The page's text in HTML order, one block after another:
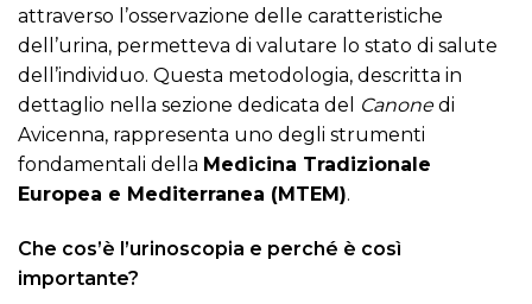
attraverso l’osservazione delle caratteristiche
dell’urina, permetteva di valutare lo stato di salute
dell’individuo. Questa metodologia, descritta in
dettaglio nella sezione dedicata del
Canonedi
Avicenna, rappresenta uno degli strumenti
fondamentali della Medicina Tradizionale
Europea e Mediterranea (MTEM).
Che cos’è l’urinoscopia e perché è così
importante?